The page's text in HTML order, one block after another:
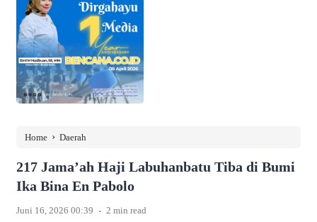
Home › Daerah
217 Jama’ah Haji Labuhanbatu Tiba di Bumi
Ika Bina En Pabolo
Juni 16, 2026 00:39 . 2 min read